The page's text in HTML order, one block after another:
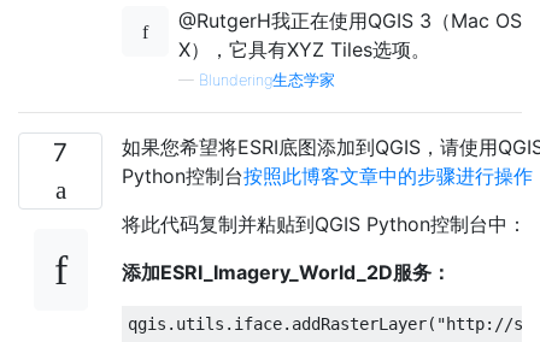
@RutgerH我正在使用QGIS 3（Mac OS
X），它具有XYZ Tiles选项。
— Blundering生态学家
7
如果您希望将ESRI底图添加到QGIS，请使用
Python控制台按照此博客文章中的步骤进行操作
将此代码复制并粘贴到QGIS Python控制台中：
添加ESRI_Imagery_World_2D服务：
qgis . utils . iface. addRasterLayer( "http://